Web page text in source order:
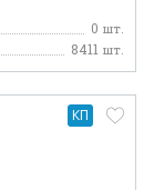
0 шт.
8411 шт.
КП